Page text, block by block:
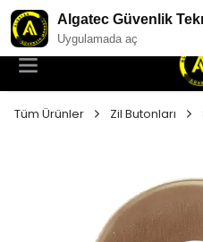
YENI NESIL
Tüm Ürünler Zil Butonları
Algatec Güvenlik
Uygulamada aç